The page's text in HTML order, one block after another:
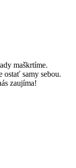
maškrtíme.
samy sebou.
zaujíma!